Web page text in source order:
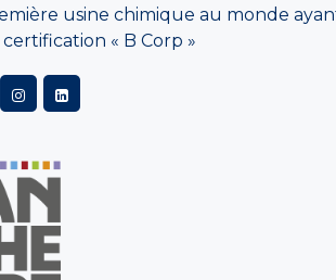
usine chimique au monde
« B Corp »